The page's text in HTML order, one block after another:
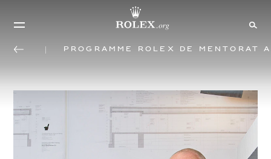
Programme Rolex de mentorat